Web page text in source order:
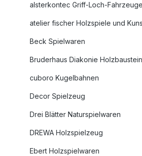
alsterkontec Griff-Loch-Fahrzeuge
atelier fischer Holzspiele und
Beck Spielwaren
Bruderhaus Diakonie
cuboro Kugelbahnen
Decor Spielzeug
Drei Blätter Naturspielwaren
DREWA Holzspielzeug
Ebert Holzspielwaren